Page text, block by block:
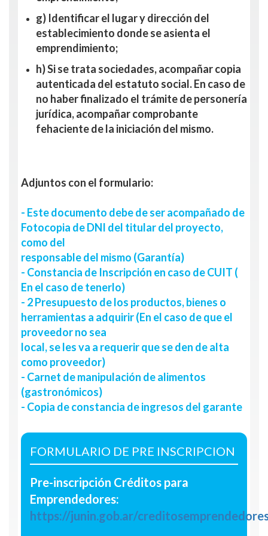
g) Identificar el lugar y dirección del
establecimiento donde se asienta el
emprendimiento;
h) Si se trata sociedades, acompañar copia
autenticada del estatuto social. En caso de
no haber finalizado el trámite de personería
jurídica, acompañar comprobante
fehaciente de la iniciación del mismo.
Adjuntos con el formulario:
- Este documento debe de ser acompañado de
Fotocopia de DNI del titular del proyecto,
como del
responsable del mismo (Garantía)
- Constancia de Inscripción en caso de CUIT (
En el caso de tenerlo)
- 2 Presupuesto de los productos, bienes o
herramientas a adquirir (En el caso de que el
proveedor no sea
local, se les va a requerir que se den de alta
como proveedor)
- Carnet de manipulación de alimentos
(gastronómicos)
- Copia de constancia de ingresos del garante
FORMULARIO DE PRE INSCRIPCION
Pre-inscripción Créditos para
Emprendedores:
https://junin.gob.ar/